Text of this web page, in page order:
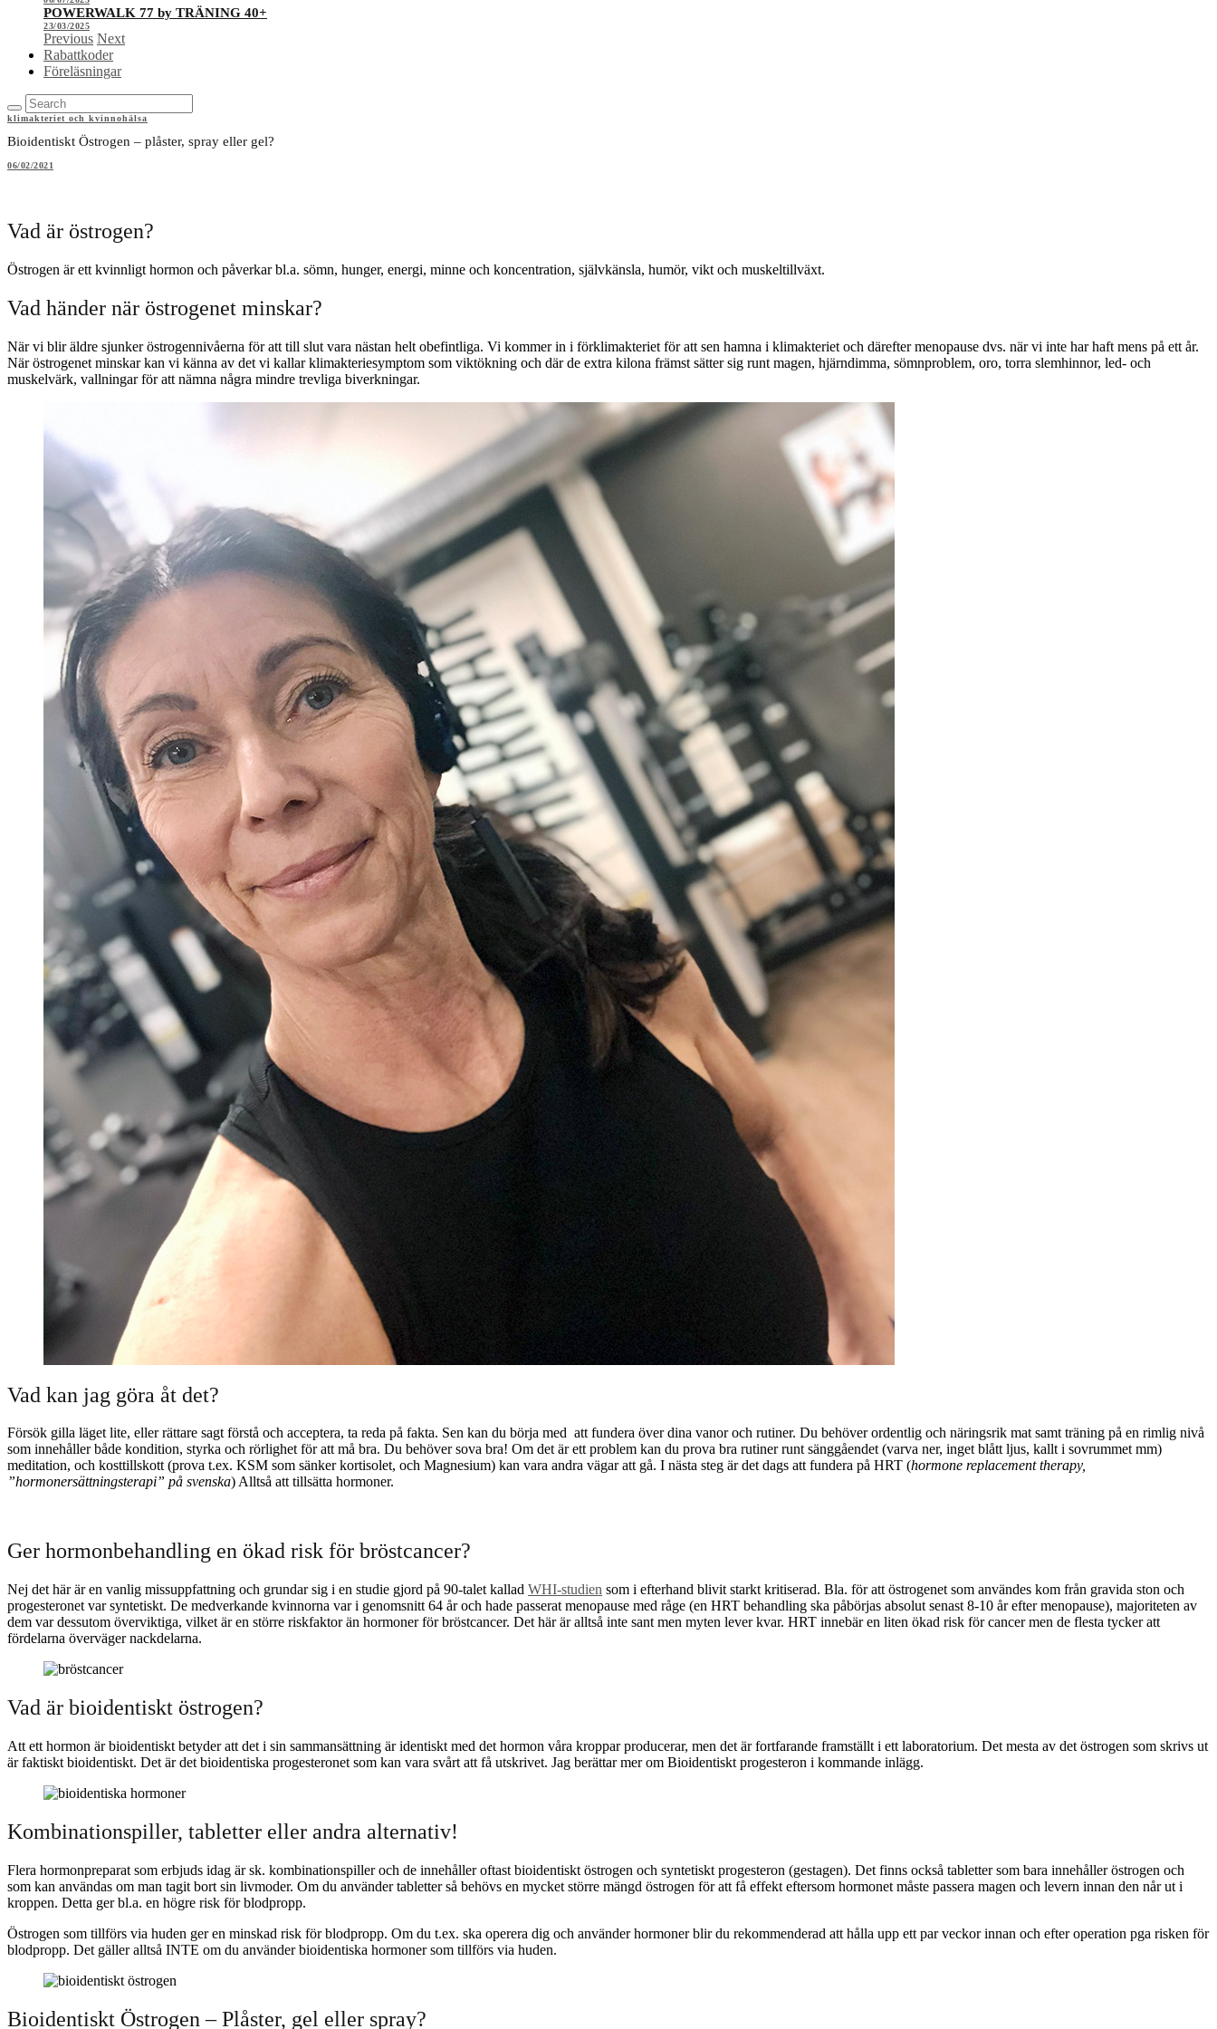
POWERWALK 77 by TRÄNING 40+
23/03/2025
Previous Next
Rabattkoder
Föreläsningar
klimakteriet och kvinnohälsa
Bioidentiskt Östrogen – plåster, spray eller gel?
06/02/2021
Vad är östrogen?
Östrogen är ett kvinnligt hormon och påverkar bl.a. sömn, hunger, energi, minne och koncentration, självkänsla, humör, vikt och muskeltillväxt.
Vad händer när östrogenet minskar?
När vi blir äldre sjunker östrogennivåerna för att till slut vara nästan helt obefintliga. Vi kommer in i förklimakteriet för att sen hamna i klimakteriet och därefter menopause dvs. när vi inte har haft mens på ett år.
När östrogenet minskar kan vi känna av det vi kallar klimakteriesymptom som viktökning och där de extra kilona främst sätter sig runt magen, hjärndimma, sömnproblem, oro, torra slemhinnor, led- och
muskelvärk, vallningar för att nämna några mindre trevliga biverkningar.
Vad kan jag göra åt det?
Försök gilla läget lite, eller rättare sagt förstå och acceptera, ta reda på fakta. Sen kan du börja med att fundera över dina vanor och rutiner. Du behöver ordentlig och näringsrik mat samt träning på en rimlig nivå
som innehåller både kondition, styrka och rörlighet för att må bra. Du behöver sova bra! Om det är ett problem kan du prova bra rutiner runt sänggåendet (varva ner, inget blått ljus, kallt i sovrummet mm)
meditation, och kosttillskott (prova t.ex. KSM som sänker kortisolet, och Magnesium) kan vara andra vägar att gå. I nästa steg är det dags att fundera på HRT (hormone replacement therapy,
”hormonersättningsterapi” på svenska) Alltså att tillsätta hormoner.
Ger hormonbehandling en ökad risk för bröstcancer?
Nej det här är en vanlig missuppfattning och grundar sig i en studie gjord på 90-talet kallad WHI-studien som i efterhand blivit starkt kritiserad. Bla. för att östrogenet som användes kom från gravida ston och
progesteronet var syntetiskt. De medverkande kvinnorna var i genomsnitt 64 år och hade passerat menopause med råge (en HRT behandling ska påbörjas absolut senast 8-10 år efter menopause), majoriteten av
dem var dessutom överviktiga, vilket är en större riskfaktor än hormoner för bröstcancer. Det här är alltså inte sant men myten lever kvar. HRT innebär en liten ökad risk för cancer men de flesta tycker att
fördelarna överväger nackdelarna.
Vad är bioidentiskt östrogen?
Att ett hormon är bioidentiskt betyder att det i sin sammansättning är identiskt med det hormon våra kroppar producerar, men det är fortfarande framställt i ett laboratorium. Det mesta av det östrogen som skrivs ut
är faktiskt bioidentiskt. Det är det bioidentiska progesteronet som kan vara svårt att få utskrivet. Jag berättar mer om Bioidentiskt progesteron i kommande inlägg.
Kombinationspiller, tabletter eller andra alternativ!
Flera hormonpreparat som erbjuds idag är sk. kombinationspiller och de innehåller oftast bioidentiskt östrogen och syntetiskt progesteron (gestagen). Det finns också tabletter som bara innehåller östrogen och
som kan användas om man tagit bort sin livmoder. Om du använder tabletter så behövs en mycket större mängd östrogen för att få effekt eftersom hormonet måste passera magen och levern innan den når ut i
kroppen. Detta ger bl.a. en högre risk för blodpropp.
Östrogen som tillförs via huden ger en minskad risk för blodpropp. Om du t.ex. ska operera dig och använder hormoner blir du rekommenderad att hålla upp ett par veckor innan och efter operation pga risken för
blodpropp. Det gäller alltså INTE om du använder bioidentiska hormoner som tillförs via huden.
Bioidentiskt Östrogen – Plåster, gel eller spray?